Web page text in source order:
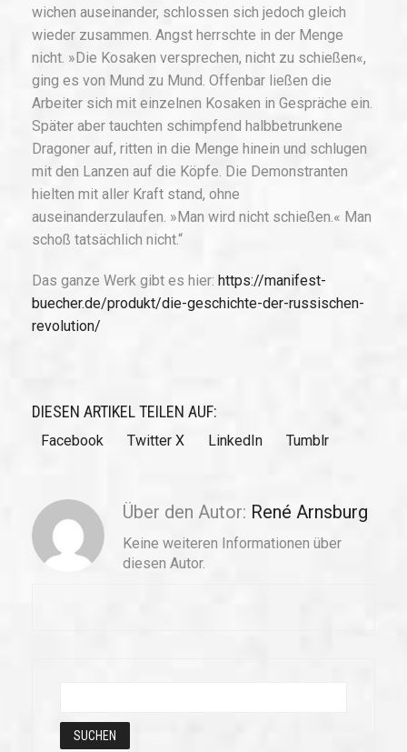
wichen auseinander, schlossen sich jedoch gleich
wieder zusammen. Angst herrschte in der Menge
nicht. »Die Kosaken versprechen, nicht zu schießen«,
ging es von Mund zu Mund. Offenbar ließen die
Arbeiter sich mit einzelnen Kosaken in Gespräche ein.
Später aber tauchten schimpfend halbbetrunkene
Dragoner auf, ritten in die Menge hinein und schlugen
mit den Lanzen auf die Köpfe. Die Demonstranten
hielten mit aller Kraft stand, ohne
auseinanderzulaufen. »Man wird nicht schießen.« Man
schoß tatsächlich nicht.“
Das ganze Werk gibt es hier: https://manifest-
buecher.de/produkt/die-geschichte-der-russischen-
revolution/
DIESEN ARTIKEL TEILEN AUF:
Facebook Twitter X LinkedIn Tumblr
Über den Autor: René Arnsburg
Keine weiteren Informationen über
diesen Autor.